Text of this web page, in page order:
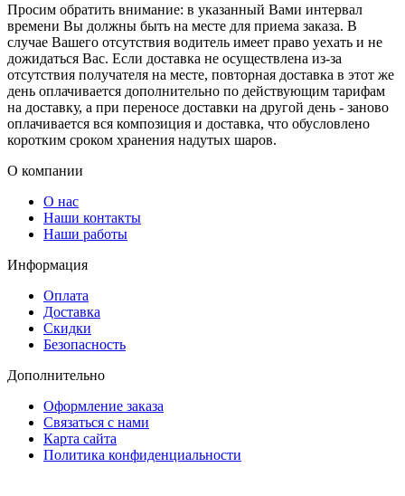
Просим обратить внимание: в указанный Вами интервал
времени Вы должны быть на месте для приема заказа. В
случае Вашего отсутствия водитель имеет право уехать и не
дожидаться Вас. Если доставка не осуществлена из-за
отсутствия получателя на месте, повторная доставка в этот же
день оплачивается дополнительно по действующим тарифам
на доставку, а при переносе доставки на другой день - заново
оплачивается вся композиция и доставка, что обусловлено
коротким сроком хранения надутых шаров.
О компании
О нас
Наши контакты
Наши работы
Информация
Оплата
Доставка
Скидки
Безопасность
Дополнительно
Оформление заказа
Связаться с нами
Карта сайта
Политика конфиденциальности